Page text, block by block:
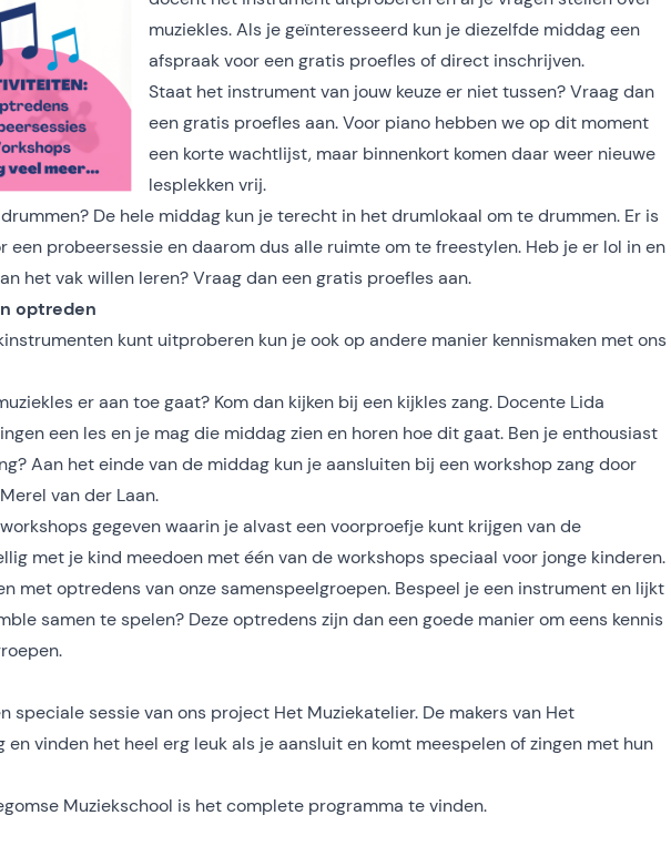
muziekles. Als je geïnteresseerd kun je diezelfde middag een
afspraak voor een gratis proefles of direct inschrijven.
Staat het instrument van jouw keuze er niet tussen? Vraag dan
een gratis proefles aan. Voor piano hebben we op dit moment
een korte wachtlijst, maar binnenkort komen daar weer nieuwe
lesplekken vrij.
De hele middag kun je terecht in het drumlokaal om te drummen. Er is
een probeersessie en daarom dus alle ruimte om te freestylen. Heb je er lol in en
het vak willen leren? Vraag dan een gratis proefles aan.
optreden
kunt uitproberen kun je ook op andere manier kennismaken met ons
er aan toe gaat? Kom dan kijken bij een kijkles zang. Docente Lida
een les en je mag die middag zien en horen hoe dit gaat. Ben je enthousiast
Aan het einde van de middag kun je aansluiten bij een workshop zang door
van der Laan.
gegeven waarin je alvast een voorproefje kunt krijgen van de
met je kind meedoen met één van de workshops speciaal voor jonge kinderen.
met optredens van onze samenspeelgroepen. Bespeel je een instrument en lijkt
samen te spelen? Deze optredens zijn dan een goede manier om eens kennis
speciale sessie van ons project Het Muziekatelier. De makers van Het
en vinden het heel erg leuk als je aansluit en komt meespelen of zingen met hun
Muziekschool is het complete programma te vinden.